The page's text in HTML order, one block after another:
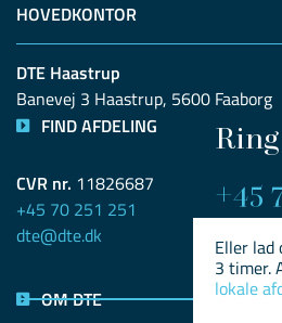
HOVEDKONTOR
DTE Haastrup
Banevej 3 Haastrup, 5600 Faaborg
FIND AFDELING
CVR nr. 11826687
+45 70 251 251
dte@dte.dk
OM DTE
Ring
+45
Eller lad
3 timer.
lokale